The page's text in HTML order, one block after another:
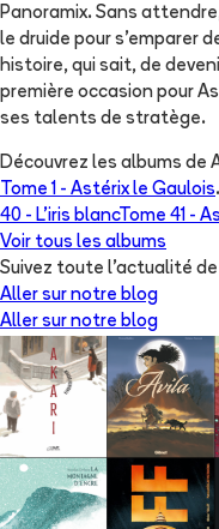
Panoramix. Sans
le druide pour s’emparer
histoire, qui sait, de
première occasion pour
ses talents de stratège.
Découvrez les albums de
Tome 1 - Astérix le Gaulois
40 - L'iris blancTome 41 -
Voir tous les albums
Suivez toute l'actualité
Aller sur notre blog
Aller sur notre blog